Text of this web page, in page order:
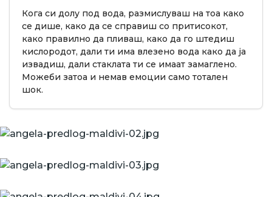
Кога си долу под вода, размислуваш на тоа како
се дише, како да се справиш со притисокот,
како правилно да пливаш, како да го штедиш
кислородот, дали ти има влезено вода како да ја
извадиш, дали стаклата ти се имаат замаглено.
Можеби затоа и немав емоции само тотален
шок.